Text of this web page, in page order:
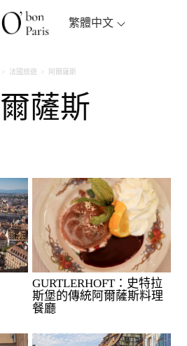
繁體中文
法國旅遊 阿爾薩斯
阿爾薩斯
GURTLERHOFT：史特拉
斯堡的傳統阿爾薩斯料理
餐廳